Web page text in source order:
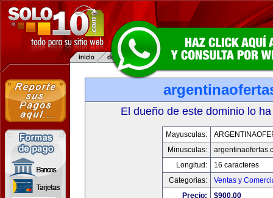
El dueño de este dominio lo
Mayusculas:
Minusculas:
Longitud:
16 caracteres
Categorias:
Ventas y
Precio:
$900.00